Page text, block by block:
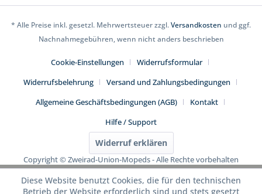
* Alle Preise inkl. gesetzl. Mehrwertsteuer zzgl.Versandkosten und ggf.
Nachnahmegebühren, wenn nicht anders beschrieben
Cookie-Einstellungen
Widerrufsformular
Widerrufsbelehrung
Versand und Zahlungsbedingungen
Allgemeine Geschäftsbedingungen (AGB)
Kontakt
Hilfe / Support
Widerruf erklären
Copyright © Zweirad-Union-Mopeds - Alle Rechte vorbehalten
Diese Website benutzt Cookies, die für den technischen
Betrieb der Website erforderlich sind und stets gesetzt